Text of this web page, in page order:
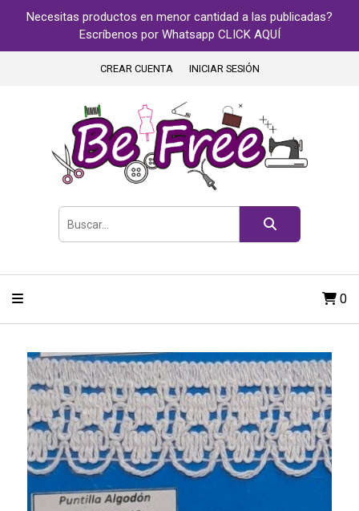
Necesitas productos en menor cantidad a las publicadas?
Escríbenos por Whatsapp CLICK AQUÍ
CREAR CUENTA INICIAR SESIÓN
0